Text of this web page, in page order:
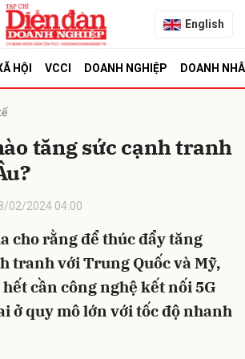
English
HỘI VCCI DOANH NGHIỆP DOANH
tăng sức cạnh tranh
02/2024 04:00
cho rằng để thúc đẩy tăng
tranh với Trung Quốc và Mỹ,
cần công nghệ kết nối 5G
ở quy mô lớn với tốc độ nhanh
Hủy